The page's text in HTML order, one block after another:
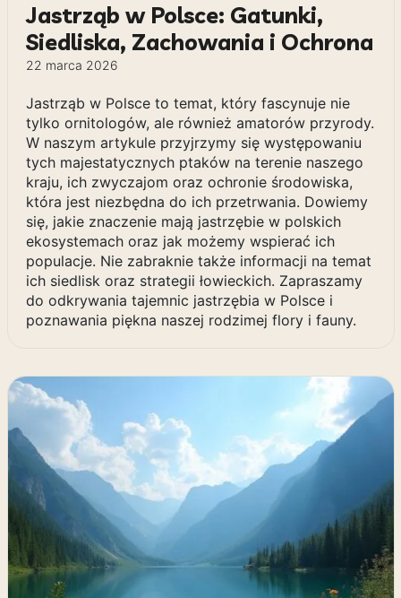
Jastrząb w Polsce: Gatunki,
Siedliska, Zachowania i Ochrona
22 marca 2026
Jastrząb w Polsce to temat, który fascynuje nie
tylko ornitologów, ale również amatorów przyrody.
W naszym artykule przyjrzymy się występowaniu
tych majestatycznych ptaków na terenie naszego
kraju, ich zwyczajom oraz ochronie środowiska,
która jest niezbędna do ich przetrwania. Dowiemy
się, jakie znaczenie mają jastrzębie w polskich
ekosystemach oraz jak możemy wspierać ich
populacje. Nie zabraknie także informacji na temat
ich siedlisk oraz strategii łowieckich. Zapraszamy
do odkrywania tajemnic jastrzębia w Polsce i
poznawania piękna naszej rodzimej flory i fauny.